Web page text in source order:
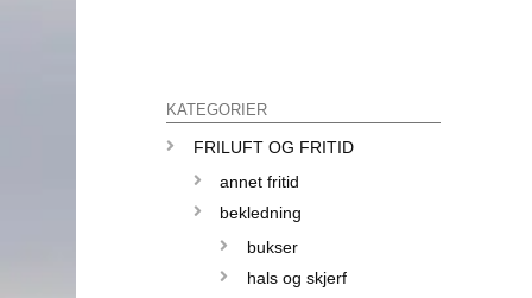
KATEGORIER
FRILUFT OG FRITID
annet fritid
bekledning
bukser
hals og skjerf